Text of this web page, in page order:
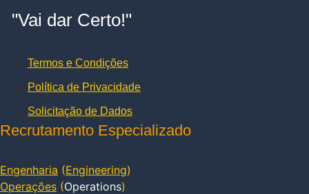
"Vai dar Certo!"
Termos e Condições
Política de Privacidade
Solicitação de Dados
Recrutamento Especializado
Engenharia (Engineering)
Operações (Operations)